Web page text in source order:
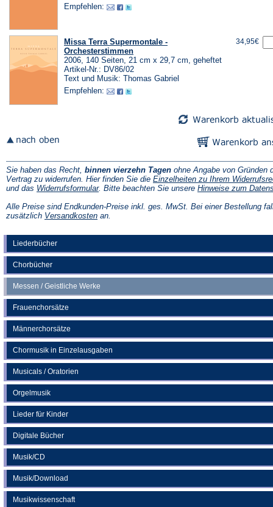
Liederbücher
Chorbücher
Messen / Geistliche Werke
Frauenchorsätze
Männerchorsätze
Chormusik in Einzelausgaben
Musicals / Oratorien
Orgelmusik
Lieder für Kinder
Digitale Bücher
Musik/CD
Musik/Download
Musikwissenschaft
Empfehlen:
Missa Terra Supermontale -
Orchesterstimmen
2006, 140 Seiten, 21 cm x 29,7 cm, geheftet
Artikel-Nr.: DV86/02
Text und Musik: Thomas Gabriel
Empfehlen:
34,95€
Sie haben das Recht, binnen vierzehn Tagen ohne Angabe von Gründen
Vertrag zu widerrufen. Hier finden Sie die Einzelheiten zu Ihrem
und das Widerrufsformular(Öffnet
einem
neuen
. Bitte beachten Sie unsere Hinweise zum
Alle Preise sind Endkunden-Preise inkl. ges. MwSt. Bei einer Bestellung
zusätzlich Versandkosten(Öffnet
an.